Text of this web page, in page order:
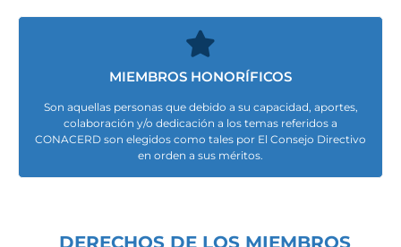
MIEMBROS HONORÍFICOS
Son aquellas personas que debido a su capacidad, aportes,
colaboración y/o dedicación a los temas referidos a
CONACERD son elegidos como tales por El Consejo Directivo
en orden a sus méritos.
DERECHOS DE LOS MIEMBROS